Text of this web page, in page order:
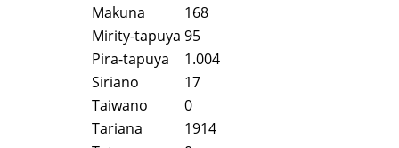
Makuna
168
Mirity-tapuya 95
Pira-tapuya
1.004
Siriano
17
Taiwano
0
Tariana
1914